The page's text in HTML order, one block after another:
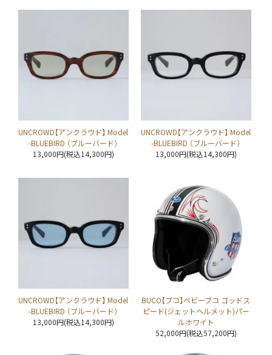
UNCROWD【アンクラウド】 Model
-BLUEBIRD （ブルーバード）
13,000円(税込14,300円)
UNCROWD【アンクラウド】 Model
-BLUEBIRD （ブルーバード）
13,000円(税込14,300円)
UNCROWD【アンクラウド】 Model
-BLUEBIRD （ブルーバード）
13,000円(税込14,300円)
BUCO【ブコ】ベビーブコ ゴッドス
ピード(ジェットヘルメット)パー
ルホワイト
52,000円(税込57,200円)